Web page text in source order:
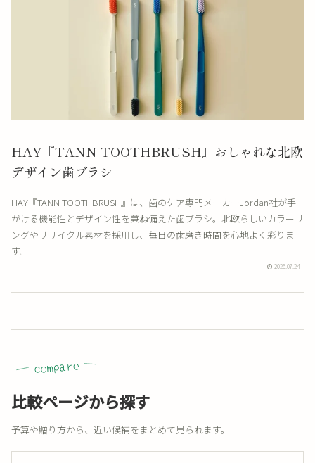
HAY『TANN TOOTHBRUSH』おしゃれな北欧
デザイン歯ブラシ
HAY『TANN TOOTHBRUSH』は、歯のケア専門メーカーJordan社が手
がける機能性とデザイン性を兼ね備えた歯ブラシ。北欧らしいカラーリ
ングやリサイクル素材を採用し、毎日の歯磨き時間を心地よく彩りま
す。
2026.07.24
compare
比較ページから探す
予算や贈り方から、近い候補をまとめて見られます。